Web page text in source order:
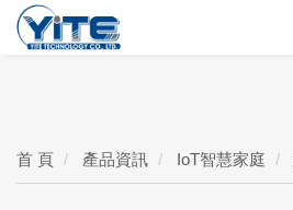
YITE Technology
首 頁 產品資訊 IoT智慧家庭